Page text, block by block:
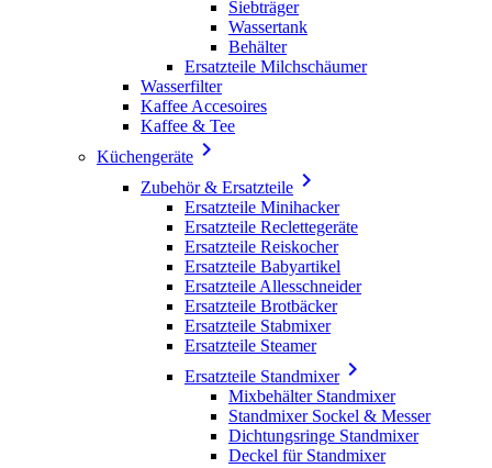
Siebträger
Wassertank
Behälter
Ersatzteile Milchschäumer
Wasserfilter
Kaffee Accesoires
Kaffee & Tee
Küchengeräte 
Zubehör & Ersatzteile 
Ersatzteile Minihacker
Ersatzteile Reclettegeräte
Ersatzteile Reiskocher
Ersatzteile Babyartikel
Ersatzteile Allesschneider
Ersatzteile Brotbäcker
Ersatzteile Stabmixer
Ersatzteile Steamer
Ersatzteile Standmixer
Mixbehälter Standmixer
Standmixer Sockel & Messer
Dichtungsringe Standmixer
Deckel für Standmixer